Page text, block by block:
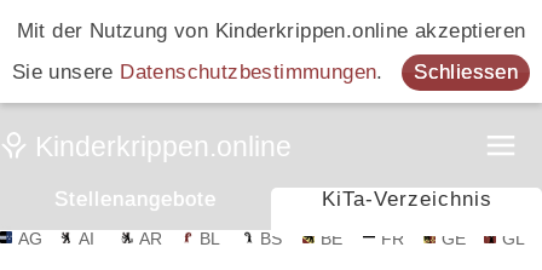
Mit der Nutzung von Kinderkrippen.online akzeptieren
Sie unsere Datenschutzbestimmungen. Schliessen
Stellenangebote KiTa-Verzeichnis
AG AI AR BL BS BE FR GE GL